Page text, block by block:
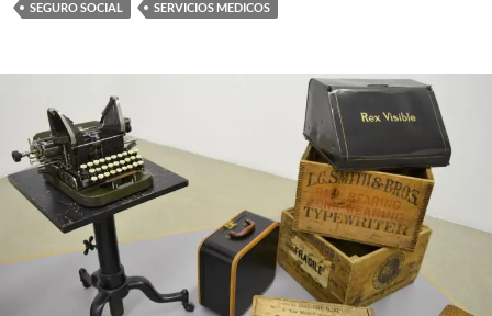
SEGURO SOCIAL
SERVICIOS MEDICOS